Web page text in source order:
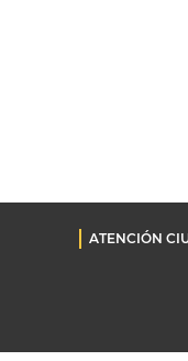
ATENCIÓN